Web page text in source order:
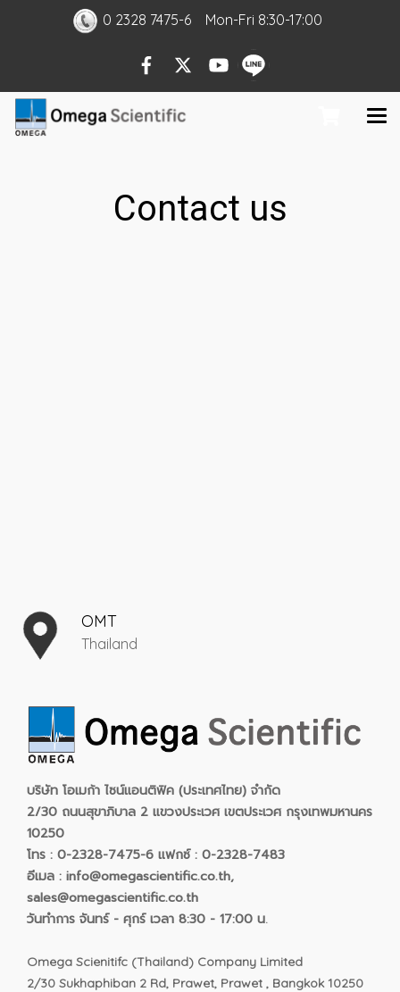
0 2328 7475-6 Mon-Fri 8:30-17:00
Contact us
OMT
Thailand
บริษัท โอเมก้า ไซน์แอนติฟิค (ประเทศไทย) จำกัด
2/30 ถนนสุขาภิบาล 2 แขวงประเวศ เขตประเวศ กรุงเทพมหานคร
10250
โทร : 0-2328-7475-6 แฟกซ์ : 0-2328-7483
อีเมล : info@omegascientific.co.th,
sales@omegascientific.co.th
วันทำการ จันทร์ - ศุกร์ เวลา 8:30 - 17:00 น.
Omega Scienitifc (Thailand) Company Limited
2/30 Sukhaphiban 2 Rd, Prawet, Prawet , Bangkok 10250